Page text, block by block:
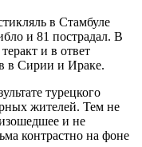
в Стамбуле
и 81 пострадал. В
и в ответ
в Сирии и Ираке.
турецкого
жителей. Тем не
и не
контрастно на фоне